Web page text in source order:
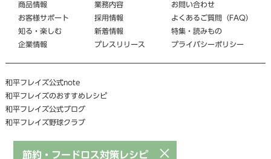
商品情報
お客様サポート
知る・楽しむ
企業情報
業務内容
採用情報
新着情報
プレスリリース
お問い合わせ
よくあるご質問（FAQ）
特集・読みもの
プライバシーポリシー
和平フレイズ公式note
和平フレイズのおすすめレシピ
和平フレイズ公式ブログ
和平フレイズ野球クラブ
×
節約・フードロス対策レシピ